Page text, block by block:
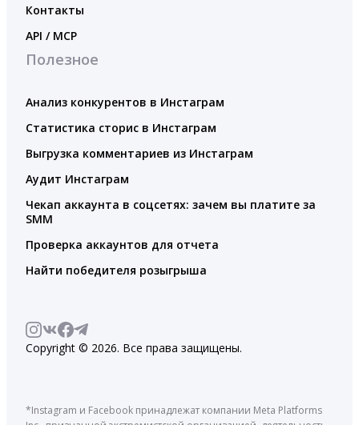
Контакты
API / MCP
Полезное
Анализ конкурентов в Инстаграм
Статистика сторис в Инстаграм
Выгрузка комментариев из Инстаграм
Аудит Инстаграм
Чекап аккаунта в соцсетях: зачем вы платите за
SMM
Проверка аккаунтов для отчета
Найти победителя розыгрыша
Copyright © 2026. Все права защищены.
*Instagram и Facebook принадлежат компании Meta Platforms